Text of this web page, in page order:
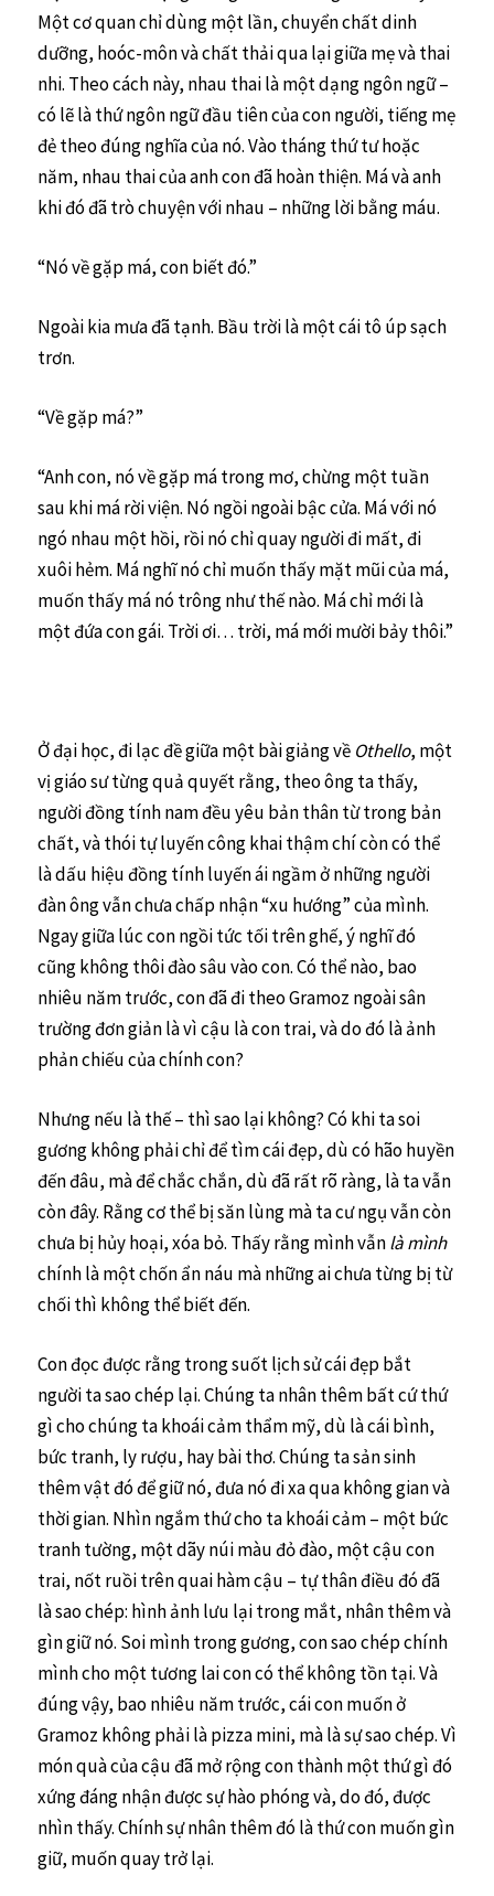
Một cơ quan chỉ dùng một lần, chuyển chất dinh
dưỡng, hoóc-môn và chất thải qua lại giữa mẹ và thai
nhi. Theo cách này, nhau thai là một dạng ngôn ngữ –
có lẽ là thứ ngôn ngữ đầu tiên của con người, tiếng mẹ
đẻ theo đúng nghĩa của nó. Vào tháng thứ tư hoặc
năm, nhau thai của anh con đã hoàn thiện. Má và anh
khi đó đã trò chuyện với nhau – những lời bằng máu.
“Nó về gặp má, con biết đó.”
Ngoài kia mưa đã tạnh. Bầu trời là một cái tô úp sạch
trơn.
“Về gặp má?”
“Anh con, nó về gặp má trong mơ, chừng một tuần
sau khi má rời viện. Nó ngồi ngoài bậc cửa. Má với nó
ngó nhau một hồi, rồi nó chỉ quay người đi mất, đi
xuôi hẻm. Má nghĩ nó chỉ muốn thấy mặt mũi của má,
muốn thấy má nó trông như thế nào. Má chỉ mới là
một đứa con gái. Trời ơi… trời, má mới mười bảy thôi.”
Ở đại học, đi lạc đề giữa một bài giảng về Othello, một
vị giáo sư từng quả quyết rằng, theo ông ta thấy,
người đồng tính nam đều yêu bản thân từ trong bản
chất, và thói tự luyến công khai thậm chí còn có thể
là dấu hiệu đồng tính luyến ái ngầm ở những người
đàn ông vẫn chưa chấp nhận “xu hướng” của mình.
Ngay giữa lúc con ngồi tức tối trên ghế, ý nghĩ đó
cũng không thôi đào sâu vào con. Có thể nào, bao
nhiêu năm trước, con đã đi theo Gramoz ngoài sân
trường đơn giản là vì cậu là con trai, và do đó là ảnh
phản chiếu của chính con?
Nhưng nếu là thế – thì sao lại không? Có khi ta soi
gương không phải chỉ để tìm cái đẹp, dù có hão huyền
đến đâu, mà để chắc chắn, dù đã rất rõ ràng, là ta vẫn
còn đây. Rằng cơ thể bị săn lùng mà ta cư ngụ vẫn còn
chưa bị hủy hoại, xóa bỏ. Thấy rằng mình vẫnlàmình
chính là một chốn ẩn náu mà những ai chưa từng bị từ
chối thì không thể biết đến.
Con đọc được rằng trong suốt lịch sử cái đẹp bắt
người ta sao chép lại. Chúng ta nhân thêm bất cứ thứ
gì cho chúng ta khoái cảm thẩm mỹ, dù là cái bình,
bức tranh, ly rượu, hay bài thơ. Chúng ta sản sinh
thêm vật đó để giữ nó, đưa nó đi xa qua không gian và
thời gian. Nhìn ngắm thứ cho ta khoái cảm – một bức
tranh tường, một dãy núi màu đỏ đào, một cậu con
trai, nốt ruồi trên quai hàm cậu – tự thân điều đó đã
là sao chép: hình ảnh lưu lại trong mắt, nhân thêm và
gìn giữ nó. Soi mình trong gương, con sao chép chính
mình cho một tương lai con có thể không tồn tại. Và
đúng vậy, bao nhiêu năm trước, cái con muốn ở
Gramoz không phải là pizza mini, mà là sự sao chép. Vì
món quà của cậu đã mở rộng con thành một thứ gì đó
xứng đáng nhận được sự hào phóng và, do đó, được
nhìn thấy. Chính sự nhân thêm đó là thứ con muốn gìn
giữ, muốn quay trở lại.